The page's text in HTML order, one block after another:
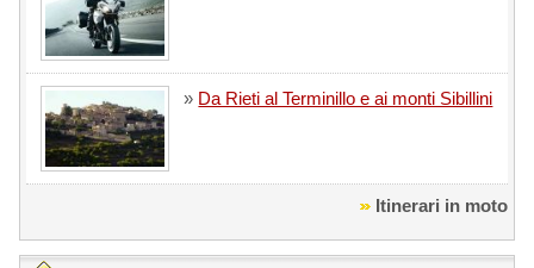
» Da Rieti al Terminillo e ai monti Sibillini
Itinerari in moto